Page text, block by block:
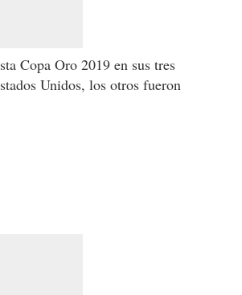
Copa Oro 2019 en sus tres
Unidos, los otros fueron